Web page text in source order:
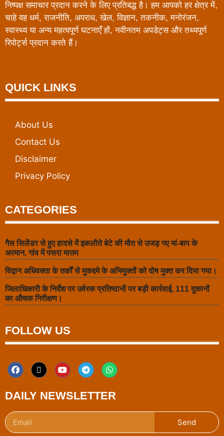
निष्पक्ष समाचार प्रदान करने के लिए प्रतिबद्ध है। हम आपको हर क्षेत्र में,
चाहे वह धर्म, राजनीति, अपराध, खेल, विज्ञान, तकनीक, मनोरंजन,
स्वास्थ्य या अन्य महत्वपूर्ण घटनाएँ हों, नवीनतम अपडेट्स और तथ्यपूर्ण
रिपोर्ट्स प्रदान करते हैं।
QUICK LINKS
About Us
Contact Us
Disclaimer
Privacy Policy
CATEGORIES
गैस सिलेंडर से हुए हादसे में इकलौते बेटे की मौत से उजड़ गए मां-बाप के
अरमान, गांव में पसरा मातम
विद्वान अधिवक्ता के तर्कों से मुकद्दमे के अभियुक्तों को दोष मुक्त कर दिया गया।
जिलाधिकारी के निर्देश पर उर्वरक प्रतिष्ठानों पर बड़ी कार्रवाई, 111 दुकानों
का औचक निरीक्षण।
FOLLOW US
DAILY NEWSLETTER
Send